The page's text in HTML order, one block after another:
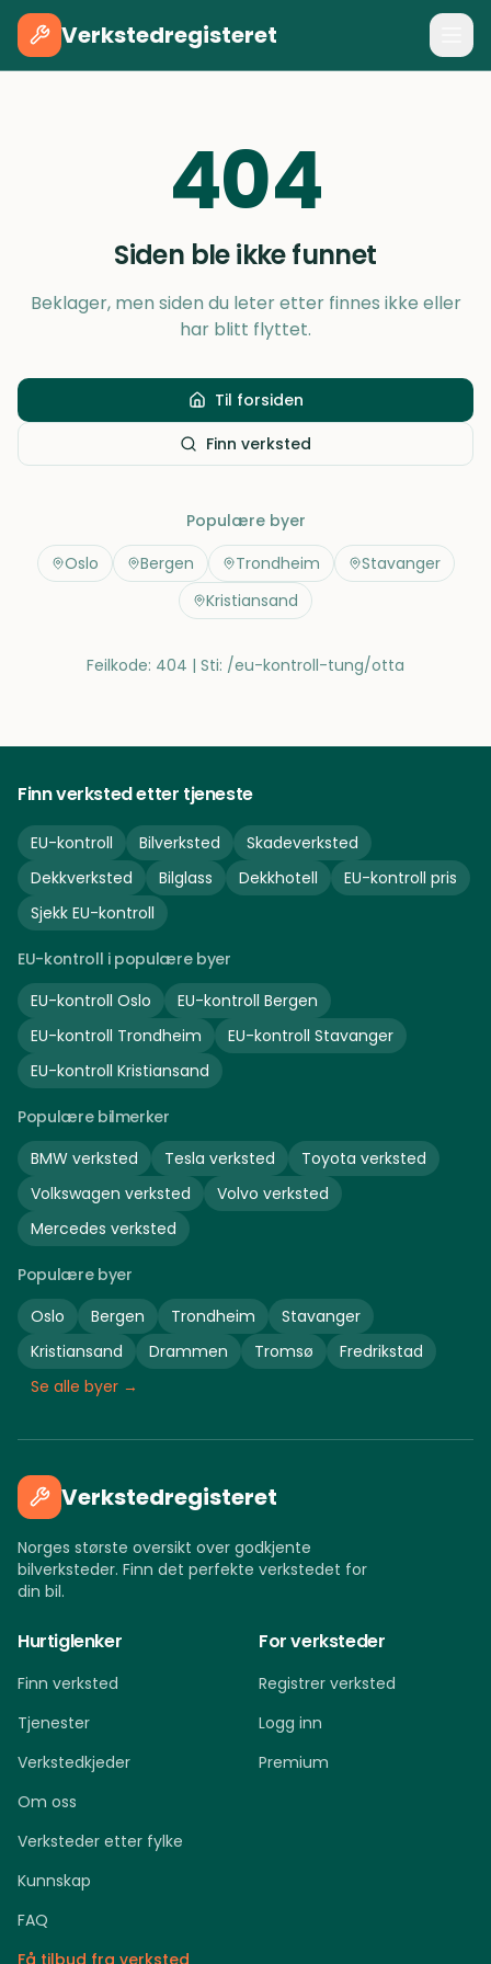
Verkstedregisteret
404
Siden ble ikke funnet
Beklager, men siden du leter etter finnes ikke eller
har blitt flyttet.
Til forsiden
Finn verksted
Populære byer
Oslo
Bergen Trondheim
Stavanger
Kristiansand
Feilkode: 404 | Sti: /eu-kontroll-tung/otta
Finn verksted etter tjeneste
EU-kontroll Bilverksted
Skadeverksted
Dekkverksted
Bilglass Dekkhotell
EU-kontroll pris
Sjekk EU-kontroll
EU-kontroll i populære byer
EU-kontroll Oslo EU-kontroll Bergen
EU-kontroll Trondheim EU-kontroll Stavanger
EU-kontroll Kristiansand
Populære bilmerker
BMW verksted Tesla verksted Toyota verksted
Volkswagen verksted Volvo verksted
Mercedes verksted
Populære byer
Oslo
Bergen Trondheim
Stavanger
Kristiansand
Drammen Tromsø
Fredrikstad
Se alle byer →
Verkstedregisteret
Norges største oversikt over godkjente
bilverksteder. Finn det perfekte verkstedet for
din bil.
Hurtiglenker
Finn verksted
Tjenester
Verkstedkjeder
Om oss
Verksteder etter fylke
Kunnskap
FAQ
Få tilbud fra verksted
For verksteder
Registrer verksted
Logg inn
Premium